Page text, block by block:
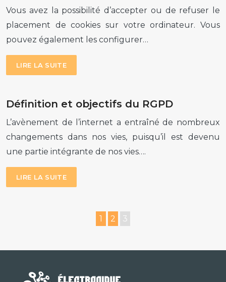
Vous avez la possibilité d’accepter ou de refuser le
placement de cookies sur votre ordinateur. Vous
pouvez également les configurer…
LIRE LA SUITE
Définition et objectifs du RGPD
L’avènement de l’internet a entraîné de nombreux
changements dans nos vies, puisqu’il est devenu
une partie intégrante de nos vies….
LIRE LA SUITE
1 2 3